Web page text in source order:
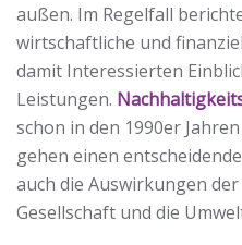
außen. Im Regelfall
wirtschaftliche und
damit Interessierten
Leistungen.
schon in den 1990er
gehen einen
auch die Auswirkungen
Gesellschaft und die